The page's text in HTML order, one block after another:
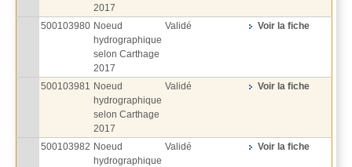
2017
500103980 Noeud
hydrographique
selon Carthage
2017
Validé Voir la fiche
500103981 Noeud
hydrographique
selon Carthage
2017
Validé Voir la fiche
500103982 Noeud
hydrographique
Validé Voir la fiche